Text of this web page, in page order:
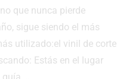
que nunca pierde
sigue siendo el más
utilizado:el vinil de corte
Estás en el lugar
…